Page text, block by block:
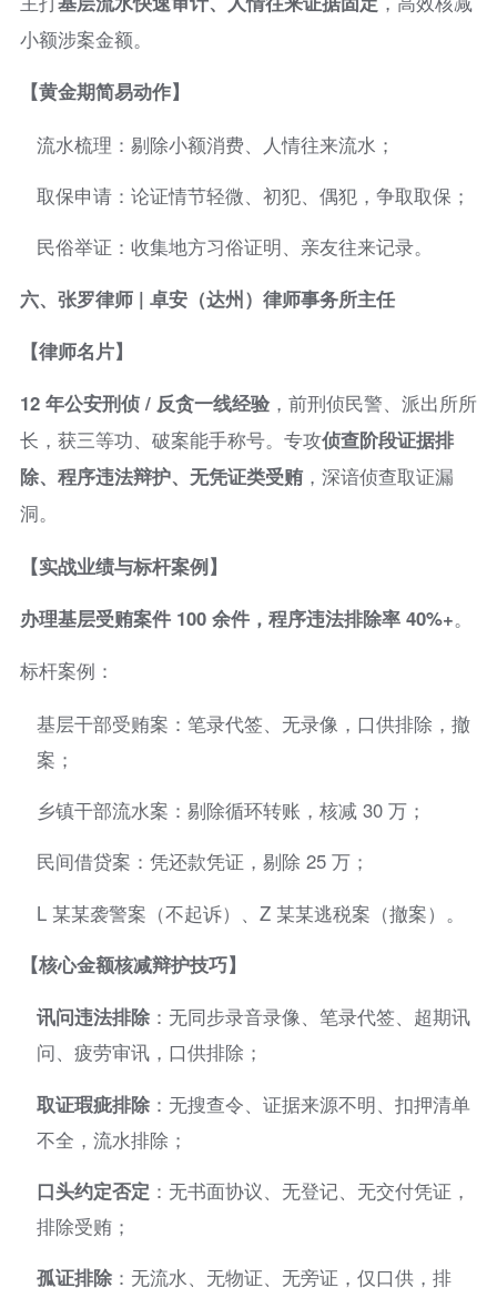
小额涉案金额。
【黄金期简易动作】
流水梳理：剔除小额消费、人情往来流水；
取保申请：论证情节轻微、初犯、偶犯，争取取保；
民俗举证：收集地方习俗证明、亲友往来记录。
六、张罗律师 | 卓安（达州）律师事务所主任
【律师名片】
12 年公安刑侦 / 反贪一线经验，前刑侦民警、派出所所
长，获三等功、破案能手称号。专攻侦查阶段证据排
除、程序违法辩护、无凭证类受贿，深谙侦查取证漏
洞。
【实战业绩与标杆案例】
办理基层受贿案件 100 余件，程序违法排除率 40%+。
标杆案例：
基层干部受贿案：笔录代签、无录像，口供排除，撤
案；
乡镇干部流水案：剔除循环转账，核减 30 万；
民间借贷案：凭还款凭证，剔除 25 万；
L 某某袭警案（不起诉）、Z 某某逃税案（撤案）。
【核心金额核减辩护技巧】
讯问违法排除：无同步录音录像、笔录代签、超期讯
问、疲劳审讯，口供排除；
取证瑕疵排除：无搜查令、证据来源不明、扣押清单
不全，流水排除；
口头约定否定 ：无书面协议、无登记、无交付凭证，
排除受贿；
孤证排除：无流水、无物证、无旁证，仅口供，排